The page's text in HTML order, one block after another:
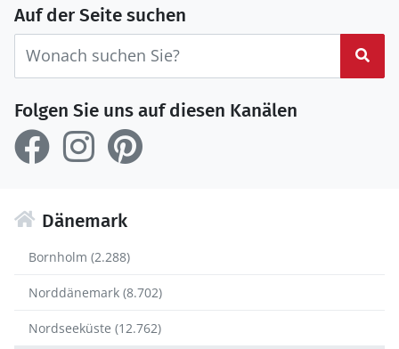
Auf der Seite suchen
Folgen Sie uns auf diesen Kanälen
Dänemark
Bornholm (2.288)
Norddänemark (8.702)
Nordseeküste (12.762)